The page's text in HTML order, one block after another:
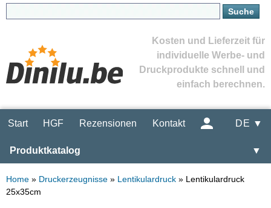
Kosten und Lieferzeit für
individuelle Werbe- und
Druckprodukte schnell und
einfach berechnen.
Start HGF Rezensionen Kontakt DE ▼
Produktkatalog ▼
Home » Druckerzeugnisse » Lentikulardruck » Lentikulardruck
25x35cm